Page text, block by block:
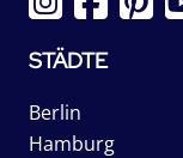
STÄDTE
Berlin
Hamburg